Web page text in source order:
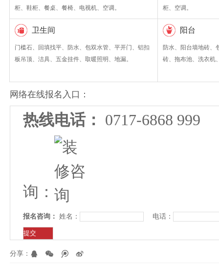
柜、鞋柜、餐桌、餐椅、电视机、空调。
柜、空调。
卫生间
门槛石、回填找平、防水、包双水管、平开门、铝扣
板吊顶、洁具、五金挂件、取暖照明、地漏。
阳台
防水、阳台墙地砖、
砖、拖布池、洗衣机
网络在线报名入口：
热线电话： 0717-6868
询：
报名咨询： 姓名： 电话：
分享：